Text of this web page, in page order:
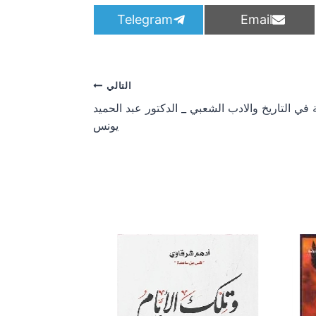
S
h
Email
S
h
Telegram
التالي
في التاريخ والادب الشعبي _ الدكتور عبد الحميد
يونس